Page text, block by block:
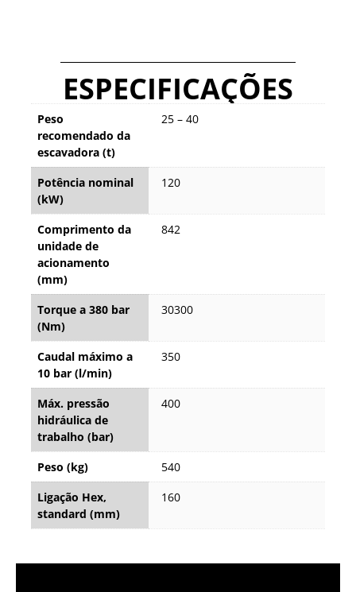
ESPECIFICAÇÕES
Peso
recomendado da
escavadora (t)
25 – 40
Potência nominal
(kW)
120
Comprimento da
unidade de
acionamento
(mm)
842
Torque a 380 bar
(Nm)
30300
Caudal máximo a
10 bar (l/min)
350
Máx. pressão
hidráulica de
trabalho (bar)
400
Peso (kg)
540
Ligação Hex,
standard (mm)
160